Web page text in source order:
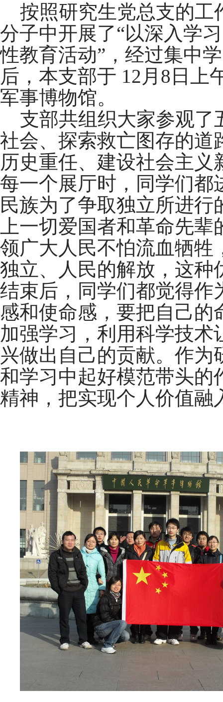
按照研究生党总支的工
分子中开展了“以深入学
性教育活动”，经过集中
后，本支部于 12 月 8日上
军事博物馆。
支部共组织大家参观了
社会、探索救亡图存的道
历史重任、建设社会主
每一个展厅时，同学们都
民族为了争取独立所进
上一切爱国者和革命先
领广大人民不怕流血牺牲
独立、人民的解放，这种
结束后，同学们都觉得作
感和使命感，要把自己的
加强学习，利用科学技
兴做出自己的贡献。 作为
和学习中起好模范带头的
精神，把实现个人价值融